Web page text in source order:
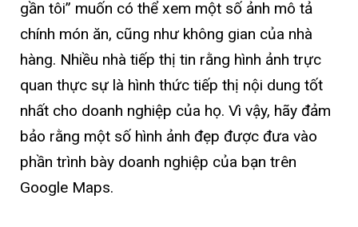
gần tôi” muốn có thể xem một số ảnh mô tả
chính món ăn, cũng như không gian của nhà
hàng. Nhiều nhà tiếp thị tin rằng hình ảnh trực
quan thực sự là hình thức tiếp thị nội dung tốt
nhất cho doanh nghiệp của họ. Vì vậy, hãy đảm
bảo rằng một số hình ảnh đẹp được đưa vào
phần trình bày doanh nghiệp của bạn trên
Google Maps.